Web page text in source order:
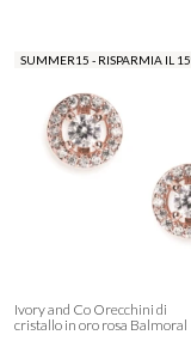
SUMMER15 - RISPARMIA IL
Ivory and Co Orecchini di
cristallo in oro rosa Balmoral